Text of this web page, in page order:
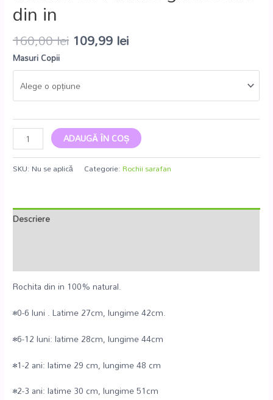
din in
160,00lei 109,99 lei
Masuri Copii
ADAUGĂ ÎN COȘ
SKU: Nu se aplică Categorie:Rochii sarafan
Descriere
Rochita din in 100% natural.
•0-6 luni . Latime 27cm, lungime 42cm.
•6-12 luni: latime 28cm, lungime 44cm
•1-2 ani: latime 29 cm, lungime 48 cm
•2-3 ani: latime 30 cm, lungime 51cm